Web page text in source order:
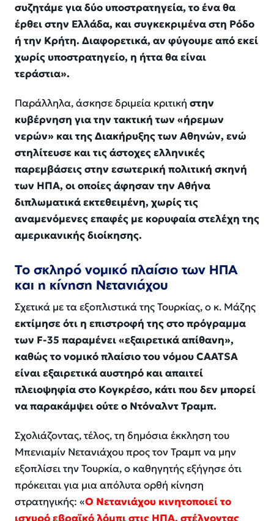
συζητάμε για δύο υποστρατηγεία, το ένα θα
έρθει στην Ελλάδα, και συγκεκριμένα στη Ρόδο
ή την Κρήτη. Διαφορετικά, αν φύγουμε από εκεί
χωρίς υποστρατηγείο, η ήττα θα είναι
τεράστια».
Παράλληλα, άσκησε δριμεία κριτική στην
κυβέρνηση για την τακτική των «ήρεμων
νερών» και της Διακήρυξης των Αθηνών, ενώ
στηλίτευσε και τις άστοχες ελληνικές
παρεμβάσεις στην εσωτερική πολιτική σκηνή
των ΗΠΑ, οι οποίες άφησαν την Αθήνα
διπλωματικά εκτεθειμένη, χωρίς τις
αναμενόμενες επαφές με κορυφαία στελέχη της
αμερικανικής διοίκησης.
Το σκληρό νομικό πλαίσιο των ΗΠΑ
και η κίνηση Νετανιάχου
Σχετικά με τα εξοπλιστικά της Τουρκίας, ο κ. Μάζης
εκτίμησε ότι η επιστροφή της στο πρόγραμμα
των F-35 παραμένει «εξαιρετικά απίθανη»,
καθώς το νομικό πλαίσιο του νόμου CAATSA
είναι εξαιρετικά αυστηρό και απαιτεί
πλειοψηφία στο Κογκρέσο, κάτι που δεν μπορεί
να παρακάμψει ούτε ο Ντόναλντ Τραμπ.
Σχολιάζοντας, τέλος, τη δημόσια έκκληση του
Μπενιαμίν Νετανιάχου προς τον Τραμπ να μην
εξοπλίσει την Τουρκία, ο καθηγητής εξήγησε ότι
πρόκειται για μια απόλυτα ορθή κίνηση
στρατηγικής: «Ο Νετανιάχου κινητοποιεί το